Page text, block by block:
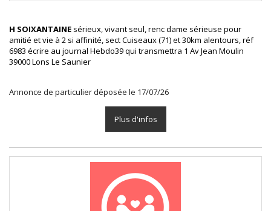
H SOIXANTAINE sérieux, vivant seul, renc dame sérieuse pour
amitié et vie à 2 si affinité, sect Cuiseaux (71) et 30km alentours, réf
6983 écrire au journal Hebdo39 qui transmettra 1 Av Jean Moulin
39000 Lons Le Saunier
Annonce de particulier déposée le 17/07/26
Plus d'infos